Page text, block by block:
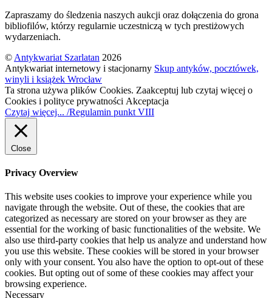
Zapraszamy do śledzenia naszych aukcji oraz dołączenia do grona
bibliofilów, którzy regularnie uczestniczą w tych prestiżowych
wydarzeniach.
© Antykwariat Szarlatan 2026
Antykwariat internetowy i stacjonarny Skup antyków, pocztówek,
winyli i książek Wrocław
Ta strona używa plików Cookies. Zaakceptuj lub czytaj więcej o
Cookies i polityce prywatności Akceptacja
Czytaj więcej... /Regulamin punkt VIII
Close
Privacy Overview
This website uses cookies to improve your experience while you
navigate through the website. Out of these, the cookies that are
categorized as necessary are stored on your browser as they are
essential for the working of basic functionalities of the website. We
also use third-party cookies that help us analyze and understand how
you use this website. These cookies will be stored in your browser
only with your consent. You also have the option to opt-out of these
cookies. But opting out of some of these cookies may affect your
browsing experience.
Necessary